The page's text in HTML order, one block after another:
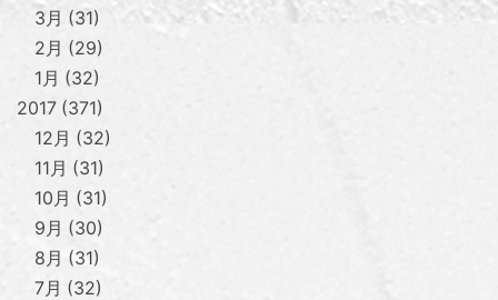
3月
31
2月
29
1月
32
2017 371
12月
32
11月
31
10月
31
9月
30
8月
31
7月
32